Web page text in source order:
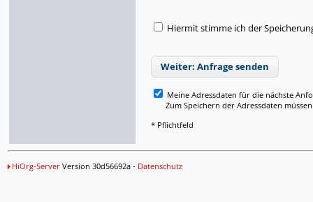
Hiermit stimme ich der
Weiter: Anfrage senden
Meine Adressdaten für die nächste
Zum Speichern der Adressdaten müssen
* Pflichtfeld
HiOrg-ServerVersion 30d56692a - Datenschutz